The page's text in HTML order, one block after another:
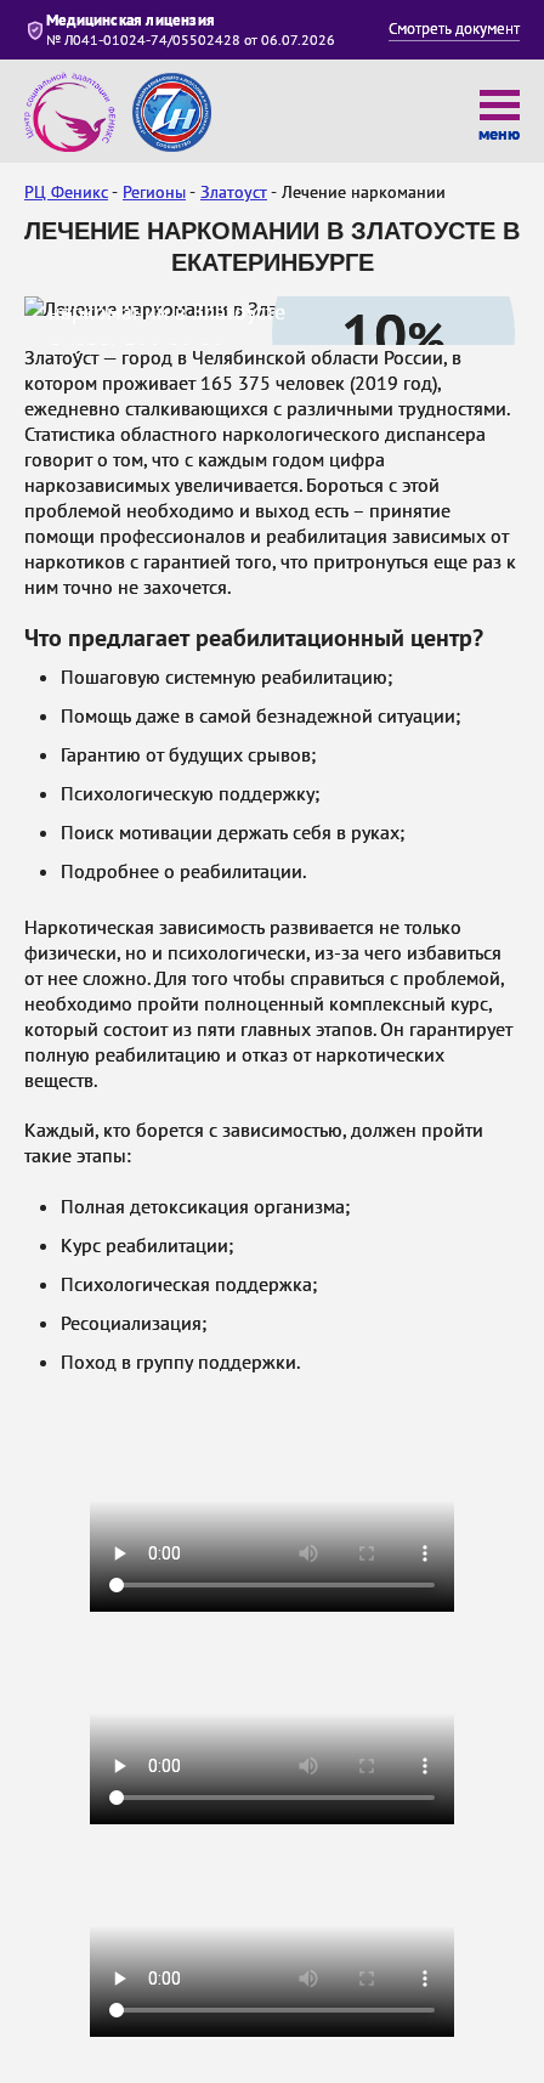
Медицинская лицензия
№ Л041-01024-74/05502428 от 06.07.2026
Смотреть документ
меню
РЦ Феникс Регионы Златоуст Лечение наркомании
ЛЕЧЕНИЕ НАРКОМАНИИ В ЗЛАТОУСТЕ В
ЕКАТЕРИНБУРГЕ
10%
онлайн
наркомании в Златоусте
8 (800) 511-91-01
Златоу́ст — город в Челябинской области России, в
котором проживает 165 375 человек (2019 год),
ежедневно сталкивающихся с различными трудностями.
Статистика областного наркологического диспансера
говорит о том, что с каждым годом цифра
наркозависимых увеличивается. Бороться с этой
проблемой необходимо и выход есть – принятие
помощи профессионалов и реабилитация зависимых от
наркотиков с гарантией того, что притронуться еще раз к
ним точно не захочется.
Что предлагает реабилитационный центр?
Пошаговую системную реабилитацию;
Помощь даже в самой безнадежной ситуации;
Гарантию от будущих срывов;
Психологическую поддержку;
Поиск мотивации держать себя в руках;
Подробнее о реабилитации.
Наркотическая зависимость развивается не только
физически, но и психологически, из-за чего избавиться
от нее сложно. Для того чтобы справиться с проблемой,
необходимо пройти полноценный комплексный курс,
который состоит из пяти главных этапов. Он гарантирует
полную реабилитацию и отказ от наркотических
веществ.
Каждый, кто борется с зависимостью, должен пройти
такие этапы:
Полная детоксикация организма;
Курс реабилитации;
Психологическая поддержка;
Ресоциализация;
Поход в группу поддержки.